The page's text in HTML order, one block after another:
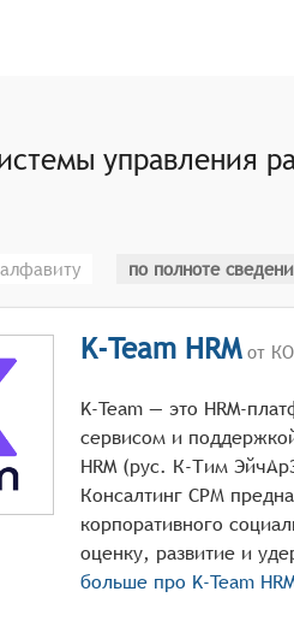
задач, контроль
персонала должны
управления
по полноте
K-Team HRMот
K-Team — это HRM-
сервисом и
HRM (рус. К-Тим
Консалтинг СРМ
корпоративного
больше про K-Team